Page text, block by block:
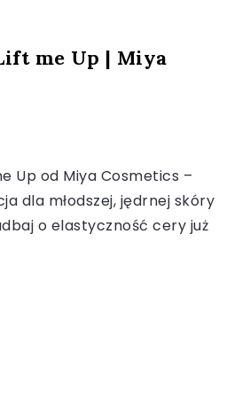
me Up | Miya
Up od Miya Cosmetics –
dla młodszej, jędrnej skóry
o elastyczność cery już